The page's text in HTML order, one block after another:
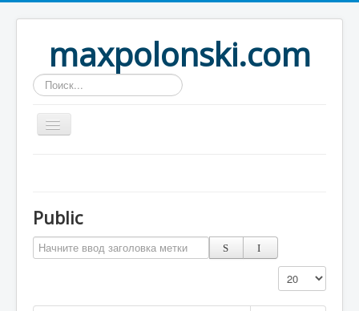
maxpolonski.com
Искать...
Рассказы
Контакты
Public
Начните ввод заголовка метки
Кол-во строк: